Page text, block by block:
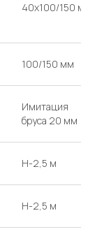
40х100/150 мм
100/150 мм
Имитация
бруса 20 мм
H-2,5 м
H-2,5 м